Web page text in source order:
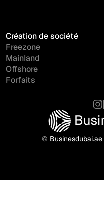
Création de société
Freezone
Mainland
Offshore
Forfaits
© Businesdubai.ae